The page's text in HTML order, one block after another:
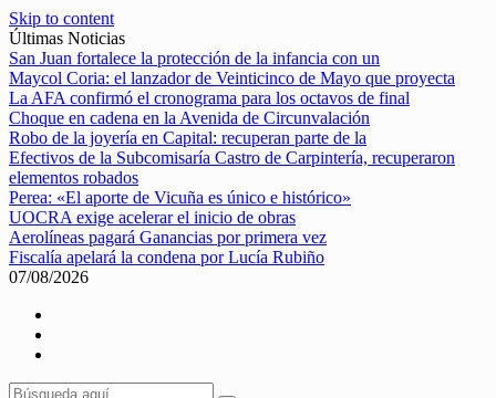
Skip to content
Últimas Noticias
San Juan fortalece la protección de la infancia con un
Maycol Coria: el lanzador de Veinticinco de Mayo que proyecta
La AFA confirmó el cronograma para los octavos de final
Choque en cadena en la Avenida de Circunvalación
Robo de la joyería en Capital: recuperan parte de la
Efectivos de la Subcomisaría Castro de Carpintería, recuperaron
elementos robados
Perea: «El aporte de Vicuña es único e histórico»
UOCRA exige acelerar el inicio de obras
Aerolíneas pagará Ganancias por primera vez
Fiscalía apelará la condena por Lucía Rubiño
07/08/2026